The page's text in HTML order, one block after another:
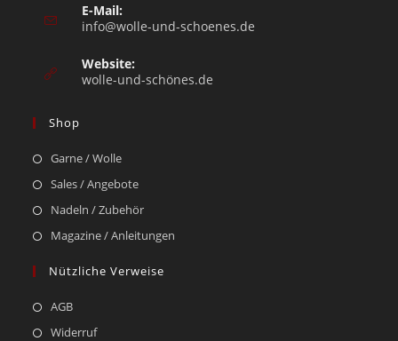
E-Mail:
info@wolle-und-schoenes.de
Website:
wolle-und-schönes.de
Shop
Garne / Wolle
Sales / Angebote
Nadeln / Zubehör
Magazine / Anleitungen
Nützliche Verweise
AGB
Widerruf